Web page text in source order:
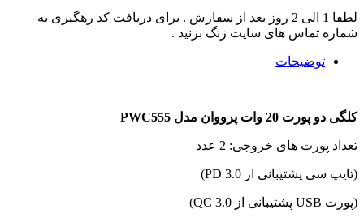
لطفا 1 الی 2 روز بعد از سفارش . برای دریافت کد رهگیری به
شماره تماس های سایت زنگ بزنید .
توضیحات
کلگی دو پورت 20 وات پرووان مدل PWC555
تعداد پورت های خروجی: 2 عدد
(تایپ سی پشتیبانی از PD 3.0)
(پورت USB پشتیبانی از QC 3.0)